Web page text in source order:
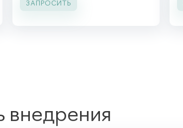
ЗАПРОСИТЬ
внедрения